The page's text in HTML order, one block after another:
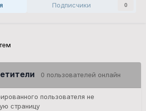
Подписчики 0
0 пользователей онлайн
пользователя не
страницу